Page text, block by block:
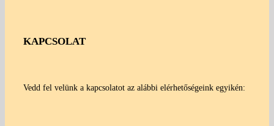
KAPCSOLAT
Vedd fel velünk a kapcsolatot az alábbi elérhetőségeink egyikén: